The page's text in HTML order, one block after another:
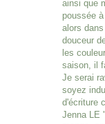
ainsi que
poussée
alors
douceur
les
saison, il
Je serai
soyez
d'écriture
Jenna LE